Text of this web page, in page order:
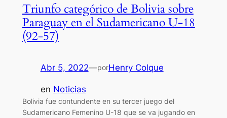
Triunfo categórico de Bolivia sobre
Paraguay en el Sudamericano U-18
(92-57)
Abr 5, 2022—porHenry Colque
en Noticias
Bolivia fue contundente en su tercer juego del
Sudamericano Femenino U-18 que se va jugando en